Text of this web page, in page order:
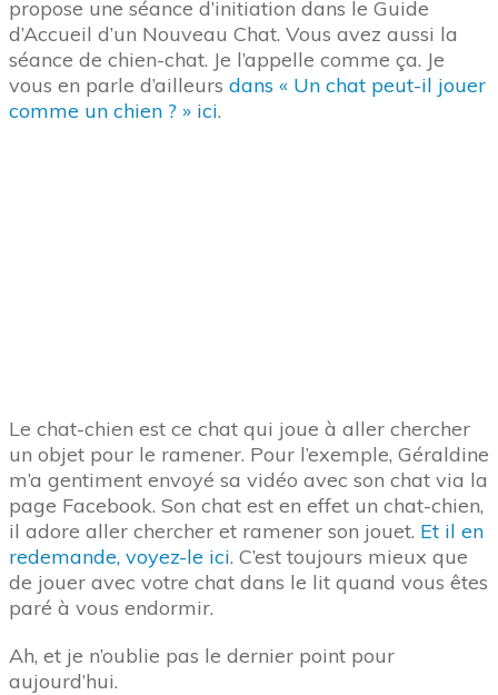
propose une séance d’initiation dans le Guide
d’Accueil d’un Nouveau Chat. Vous avez aussi la
séance de chien-chat. Je l’appelle comme ça. Je
vous en parle d’ailleurs dans « Un chat peut-il jouer
comme un chien ? » ici.
Le chat-chien est ce chat qui joue à aller chercher
un objet pour le ramener. Pour l’exemple, Géraldine
m’a gentiment envoyé sa vidéo avec son chat via la
page Facebook. Son chat est en effet un chat-chien,
il adore aller chercher et ramener son jouet. Et il en
redemande, voyez-le ici. C’est toujours mieux que
de jouer avec votre chat dans le lit quand vous êtes
paré à vous endormir.
Ah, et je n’oublie pas le dernier point pour
aujourd’hui.